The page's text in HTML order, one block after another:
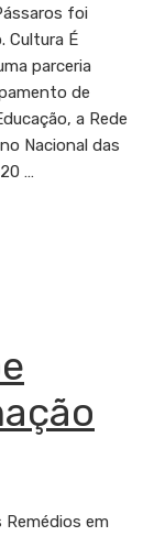
foi
Cultura É
parceria
de
a Rede
Nacional das
…
em